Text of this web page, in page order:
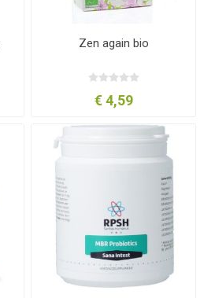
Zen again bio
€ 4,59